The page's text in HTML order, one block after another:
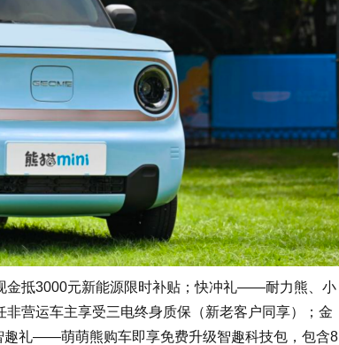
抵3000元新能源限时补贴；快冲礼——耐力熊、小
营运车主享受三电终身质保（新老客户同享）；金
礼——萌萌熊购车即享免费升级智趣科技包，包含8